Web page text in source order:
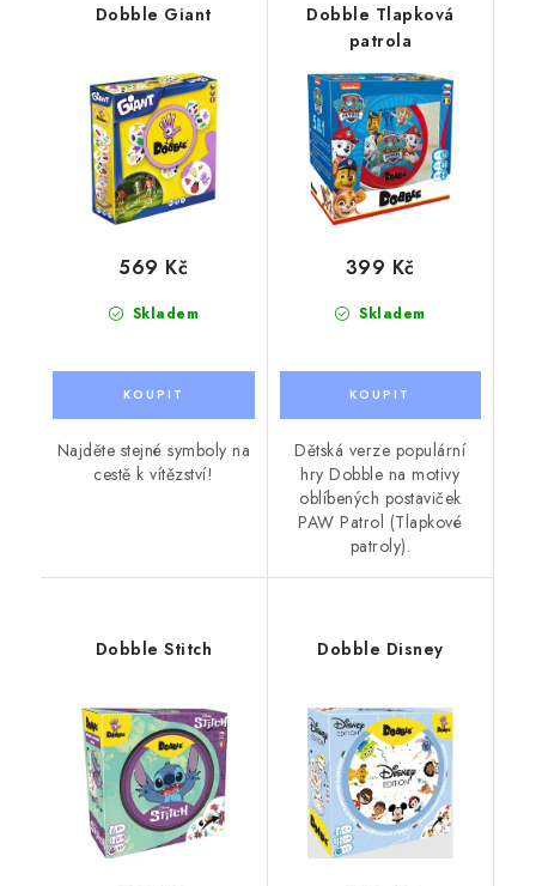
Dobble Giant
Skladem
569 Kč
Najděte stejné symboly na
cestě k vítězství!
Dobble Tlapková
patrola
Skladem
399 Kč
Dětská verze populární
hry Dobble na motivy
oblíbených postaviček
PAW Patrol (Tlapkové
patroly).
Dobble Stitch Dobble Disney